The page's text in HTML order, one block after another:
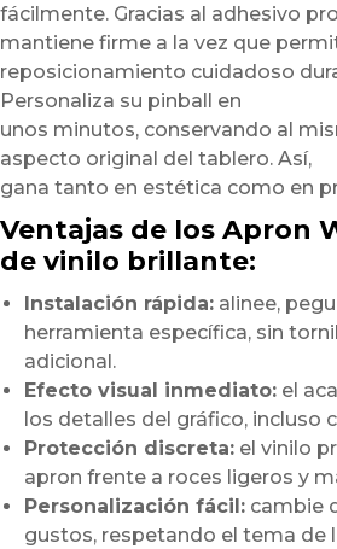
fácilmente. Gracias al adhesivo
mantiene firme a la vez que
reposicionamiento cuidadoso
Personaliza su pinball en
unos minutos, conservando al
aspecto original del tablero. Así,
gana tanto en estética como en
Ventajas de los Apron
de vinilo brillante:
Instalación rápida: alinee,
herramienta específica, sin
adicional.
Efecto visual inmediato: el
los detalles del gráfico, incluso
Protección discreta: el vinilo
apron frente a roces ligeros y
Personalización fácil: cambie
gustos, respetando el tema de